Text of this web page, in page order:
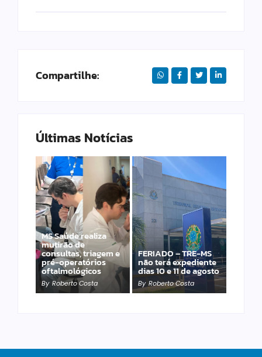
Compartilhe:
Últimas Notícias
MS Saúde realiza
mutirão de
consultas, triagem e
pré-operatórios
oftalmológicos
By Roberto Costa
FERIADO – TRE-MS
não terá expediente
dias 10 e 11 de agosto
By Roberto Costa
Laranja azeda atrai
investimento
francês para
produção de óleos
essenciais
By Roberto Costa